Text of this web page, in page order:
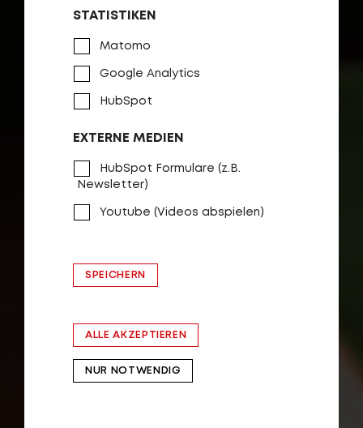
LHASA
ZUM PRODUKT
STATISTIKEN
Matomo
Google Analytics
HubSpot
EXTERNE MEDIEN
HubSpot Formulare (z.B.
Newsletter)
Youtube (Videos abspielen)
SPEICHERN
ALLE AKZEPTIEREN
NUR NOTWENDIG